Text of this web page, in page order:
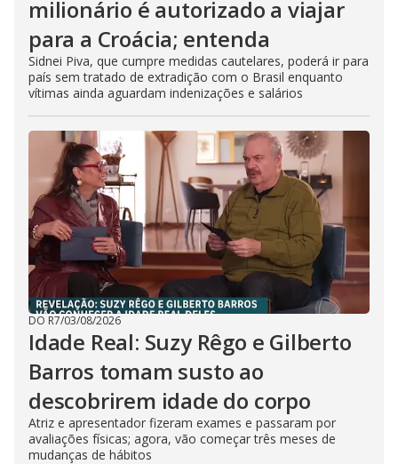
milionário é autorizado a viajar
para a Croácia; entenda
Sidnei Piva, que cumpre medidas cautelares, poderá ir para
país sem tratado de extradição com o Brasil enquanto
vítimas ainda aguardam indenizações e salários
DO R7/03/08/2026
Idade Real: Suzy Rêgo e Gilberto
Barros tomam susto ao
descobrirem idade do corpo
Atriz e apresentador fizeram exames e passaram por
avaliações físicas; agora, vão começar três meses de
mudanças de hábitos